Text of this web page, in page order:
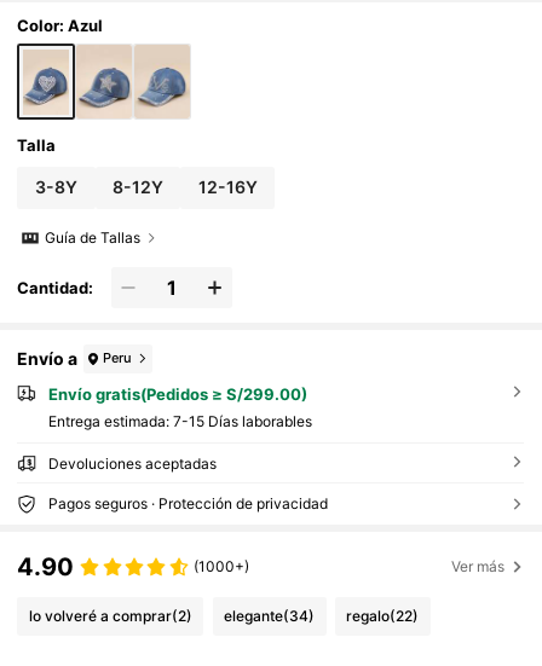
bre
Color: Azul
Talla
3-8Y 8-12Y 12-16Y
Guía de Tallas
Cantidad:
Envío a Peru
Envío gratis(Pedidos ≥ S/299.00)
Entrega estimada: 7-15 Días laborables
Devoluciones aceptadas
Pagos seguros · Protección de privacidad
4.90 (1000+) Ver más
lo volveré a comprar(2) elegante(34) regalo(22)